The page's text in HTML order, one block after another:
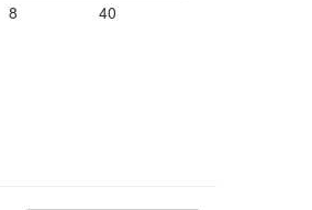
8 40